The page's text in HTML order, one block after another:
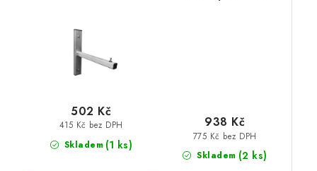
Skladem (1 ks)
415 Kč bez DPH
502 Kč
Skladem (2 ks)
775 Kč bez DPH
938 Kč